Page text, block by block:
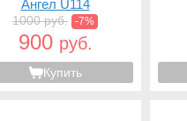
Ангел U114
1000 руб. -7%
900 руб.
Купить